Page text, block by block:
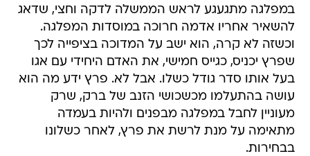
במפלגה מתגעגע לראש הממשלה לדקה וחצי, שדאג
להשאיר אחריו אדמה חרוכה במוסדות המפלגה.
וכשזה לא קרה, הוא ישב על המדוכה בציפייה לכך
שפרץ יכניס, כגייס חמישי, את האדם היחידי עם אגו
בעל אותו סדר גודל כשלו. אבל לא. פרץ ידע מה הוא
עושה בהתעלמו מכשכושי הזנב של ברק, שרק
מעוניין לחבל במפלגה מבפנים ולהיות בעמדה
מתאימה על מנת לרשת את פרץ, לאחר כשלונו
בבחירות.